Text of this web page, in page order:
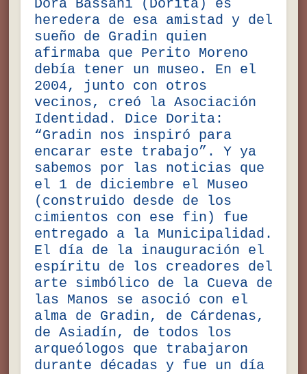
Dora Bassani (Dorita) es
heredera de esa amistad y del
sueño de Gradin quien
afirmaba que Perito Moreno
debía tener un museo. En el
2004, junto con otros
vecinos, creó la Asociación
Identidad. Dice Dorita:
“Gradin nos inspiró para
encarar este trabajo”. Y ya
sabemos por las noticias que
el 1 de diciembre el Museo
(construido desde de los
cimientos con ese fin) fue
entregado a la Municipalidad.
El día de la inauguración el
espíritu de los creadores del
arte simbólico de la Cueva de
las Manos se asoció con el
alma de Gradin, de Cárdenas,
de Asiadín, de todos los
arqueólogos que trabajaron
durante décadas y fue un día